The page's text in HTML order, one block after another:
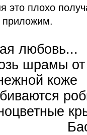
это плохо
приложим.
любовь...
шрамы
коже